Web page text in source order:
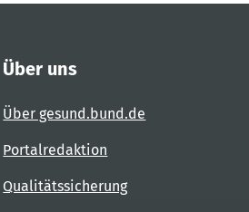
Über uns
Über gesund.bund.de
Portalredaktion
Qualitätssicherung